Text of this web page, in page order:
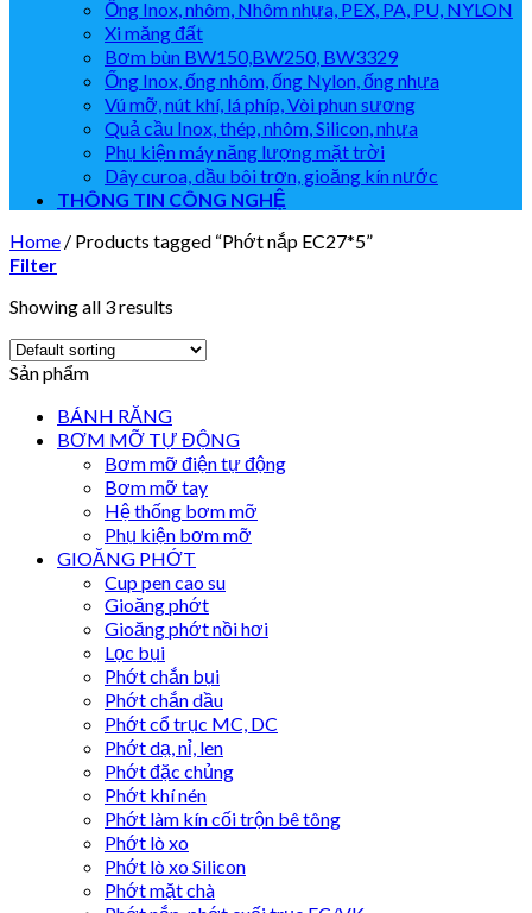
Ống Inox, nhôm, Nhôm nhựa, PEX, PA, PU, NYLON
Xi măng đất
Bơm bùn BW150,BW250, BW3329
Ống Inox, ống nhôm, ống Nylon, ống nhựa
Vú mỡ, nút khí, lá phíp, Vòi phun sương
Quả cầu Inox, thép, nhôm, Silicon, nhựa
Phụ kiện máy năng lượng mặt trời
Dây curoa, dầu bôi trơn, gioăng kín nước
THÔNG TIN CÔNG NGHỆ
Home / Products tagged “Phớt nắp EC27*5”
Filter
Showing all 3 results
Sản phẩm
BÁNH RĂNG
BƠM MỠ TỰ ĐỘNG
Bơm mỡ điện tự động
Bơm mỡ tay
Hệ thống bơm mỡ
Phụ kiện bơm mỡ
GIOĂNG PHỚT
Cup pen cao su
Gioăng phớt
Gioăng phớt nồi hơi
Lọc bụi
Phớt chắn bụi
Phớt chắn dầu
Phớt cổ trục MC, DC
Phớt dạ, nỉ, len
Phớt đặc chủng
Phớt khí nén
Phớt làm kín cối trộn bê tông
Phớt lò xo
Phớt lò xo Silicon
Phớt mặt chà